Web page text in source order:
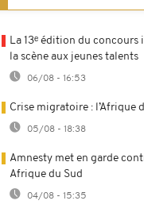
La 13ᵉ édition du
la scène aux jeunes talents
06/08 - 16:53
Crise migratoire : l’Afrique
05/08 - 18:38
Amnesty met en garde
Afrique du Sud
04/08 - 15:35